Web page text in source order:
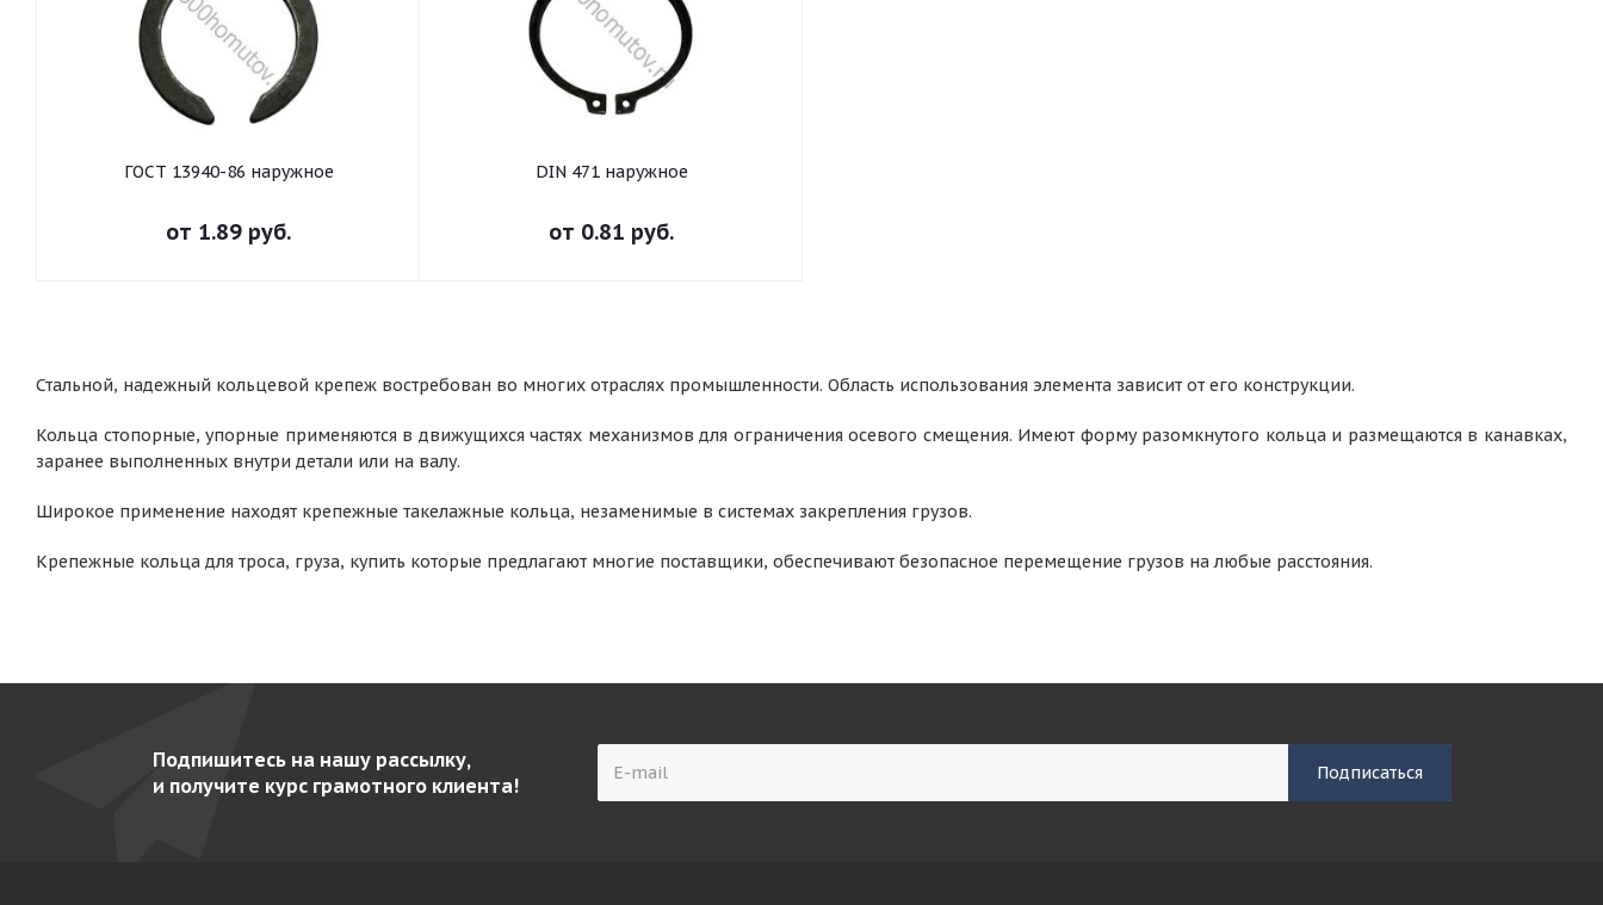
ГОСТ 13940-86 наружное
от 1.89 руб.
DIN 471 наружное
от 0.81 руб.
Стальной, надежный кольцевой крепеж востребован во многих отраслях промышленности. Область использования элемента зависит от его конструкции.
Кольца стопорные, упорные применяются в движущихся частях механизмов для ограничения осевого смещения. Имеют форму разомкнутого кольца и размещаются в канавках,
заранее выполненных внутри детали или на валу.
Широкое применение находят крепежные такелажные кольца, незаменимые в системах закрепления грузов.
Крепежные кольца для троса, груза, купить которые предлагают многие поставщики, обеспечивают безопасное перемещение грузов на любые расстояния.
Подпишитесь на нашу рассылку,
и получите курс грамотного клиента!